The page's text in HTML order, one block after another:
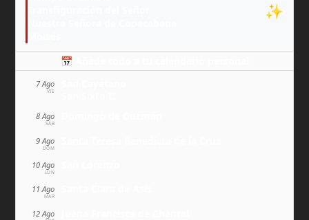
✨
📅 Añade todo a tu calendario personal
7 Ago
VIE
8 Ago
SÁB
9 Ago
DOM
10 Ago
LUN
11 Ago
MAR
12 Ago